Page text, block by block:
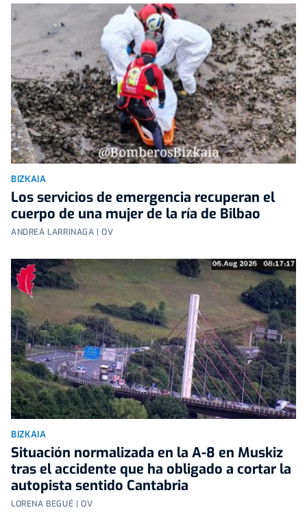
BIZKAIA
Los servicios de emergencia recuperan el
cuerpo de una mujer de la ría de Bilbao
ANDREA LARRINAGA | OV
BIZKAIA
Situación normalizada en la A-8 en Muskiz
tras el accidente que ha obligado a cortar la
autopista sentido Cantabria
LORENA BEGUÉ | OV